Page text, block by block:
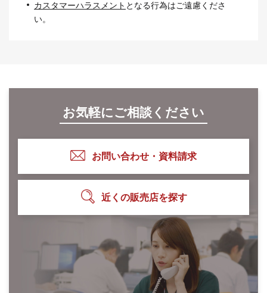
カスタマーハラスメント となる⾏為はご遠慮くださ
い。
お気軽にご相談ください
お問い合わせ・資料請求
近くの販売店を探す